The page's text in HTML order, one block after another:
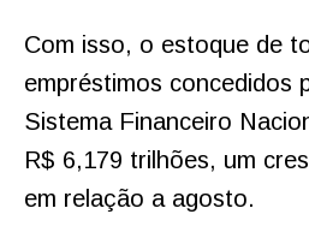
Com isso, o estoque de
empréstimos concedidos
Sistema Financeiro
R$ 6,179 trilhões, um
em relação a agosto.